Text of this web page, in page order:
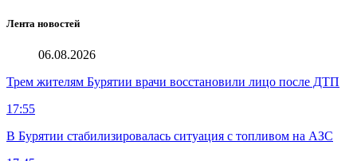
Лента новостей
06.08.2026
Трем жителям Бурятии врачи восстановили лицо после ДТП
17:55
В Бурятии стабилизировалась ситуация с топливом на АЗС